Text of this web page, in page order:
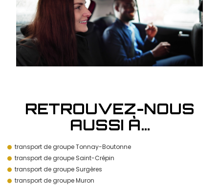
RETROUVEZ-NOUS
AUSSI À…
transport de groupe Tonnay-Boutonne
transport de groupe Saint-Crépin
transport de groupe Surgères
transport de groupe Muron